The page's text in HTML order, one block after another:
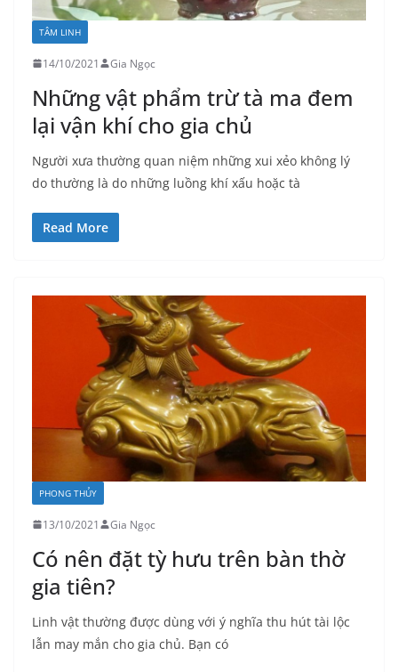
TÂM LINH
14/10/2021 Gia Ngọc
Những vật phẩm trừ tà ma đem
lại vận khí cho gia chủ
Người xưa thường quan niệm những xui xẻo không lý
do thường là do những luồng khí xấu hoặc tà
Read More
PHONG THỦY
13/10/2021 Gia Ngọc
Có nên đặt tỳ hưu trên bàn thờ
gia tiên?
Linh vật thường được dùng với ý nghĩa thu hút tài lộc
lẫn may mắn cho gia chủ. Bạn có